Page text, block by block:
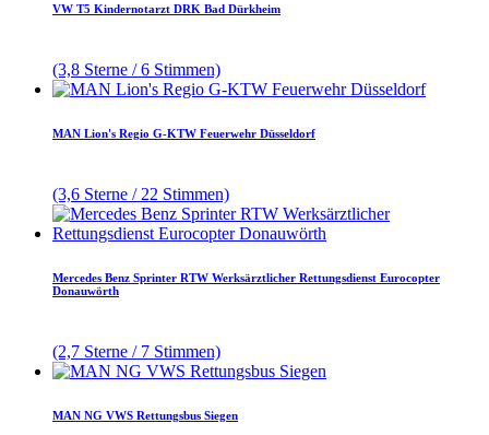
VW T5 Kindernotarzt DRK Bad Dürkheim
(3,8 Sterne / 6 Stimmen)
MAN Lion's Regio G-KTW Feuerwehr Düsseldorf
(3,6 Sterne / 22 Stimmen)
Mercedes Benz Sprinter RTW Werksärztlicher Rettungsdienst Eurocopter
Donauwörth
(2,7 Sterne / 7 Stimmen)
MAN NG VWS Rettungsbus Siegen